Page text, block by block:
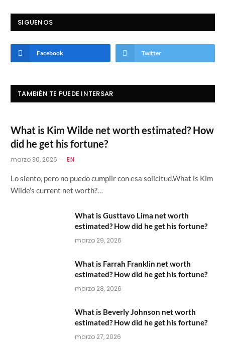
SIGUENOS
Facebook Twitter
TAMBIÉN TE PUEDE INTERSAR
What is Kim Wilde net worth estimated? How
did he get his fortune?
marzo 30, 2026 EN
Lo siento, pero no puedo cumplir con esa solicitud.What is Kim
Wilde’s current net worth?…
What is Gusttavo Lima net worth
estimated? How did he get his fortune?
marzo 29, 2026
What is Farrah Franklin net worth
estimated? How did he get his fortune?
marzo 28, 2026
What is Beverly Johnson net worth
estimated? How did he get his fortune?
marzo 27, 2026